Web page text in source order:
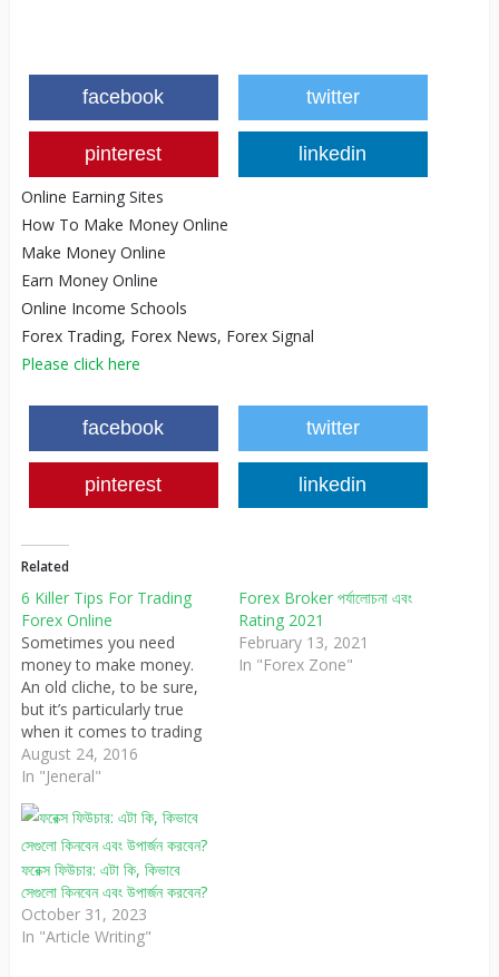
facebook twitter
pinterest linkedin
Online Earning Sites
How To Make Money Online
Make Money Online
Earn Money Online
Online Income Schools
Forex Trading, Forex News, Forex Signal
Please click here
facebook twitter
pinterest linkedin
Related
6 Killer Tips For Trading
Forex Online
Sometimes you need
money to make money.
An old cliche, to be sure,
but it’s particularly true
when it comes to trading
Forex online. But, what
was once a marketplace
almost exclusively
dominated by large
investment firms and
banks has now become a
popular way of making
money online for…
August 24, 2016
In "Jeneral"
Forex Broker পর্যালোচনা এবং
Rating 2021
February 13, 2021
In "Forex Zone"
ফরেক্স ফিউচার: এটা কি, কিভাবে
সেগুলো কিনবেন এবং উপার্জন করবেন?
October 31, 2023
In "Article Writing"